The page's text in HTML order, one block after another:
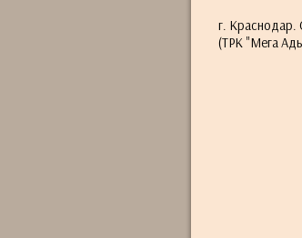
г. Краснодар.
(ТРК "Мега